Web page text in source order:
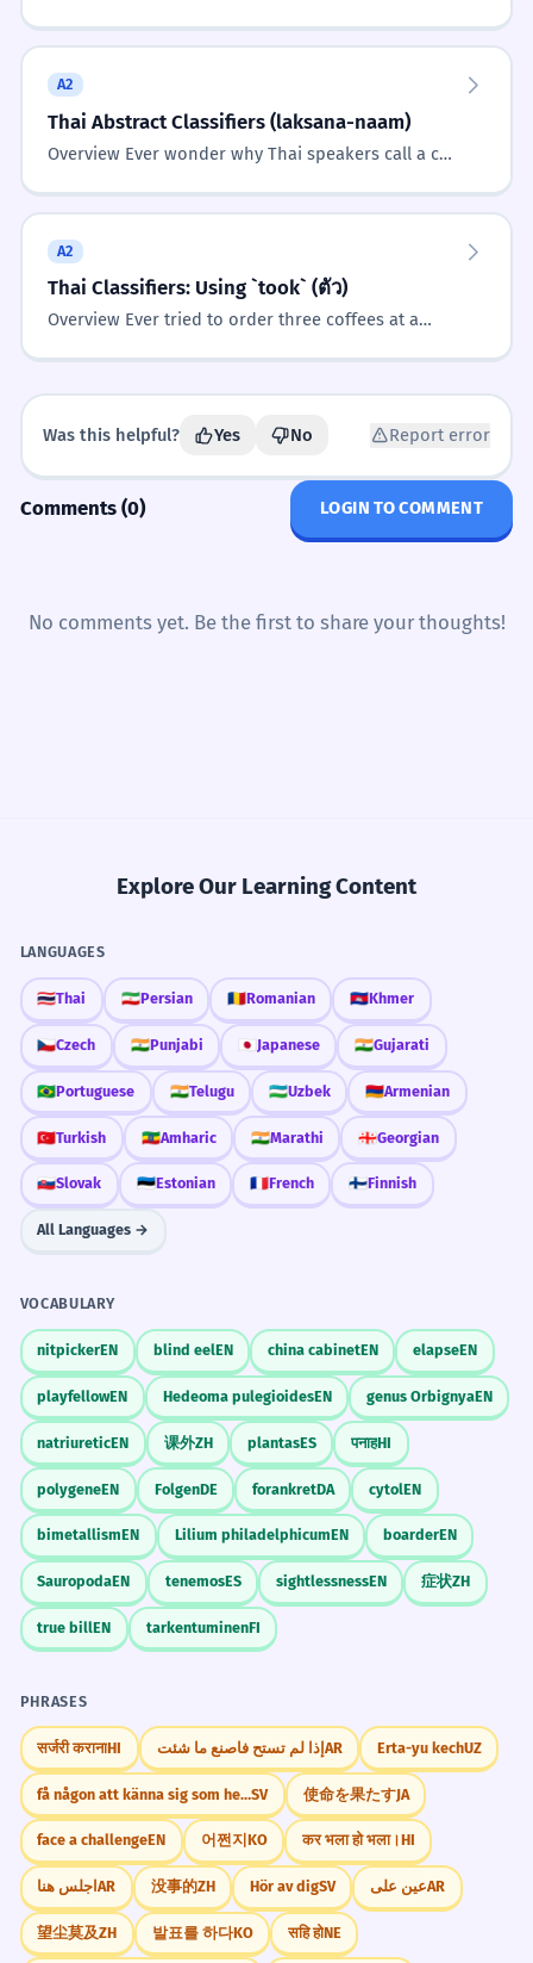
A1 A2 B1
✗ใบกระดาษหนึ่ง
✓กระดาษหนึ่งใบ
Classifier must follow the number.
✗กระดาษอัน
✓กระดาษใบ
Use specific classifiers for better fluency.
ใบไม้สามใบ
Real World Usage
MARKET constant
เอาถุงสองใบครับ
CORRECT
A2
Thai Abstract Classifiers (laksana-naam)
Overview Ever wonder why Thai speakers call a cat
A2
Thai Classifiers: Using `took` (ตัว)
Overview Ever tried to order three coffees at a
Was this helpful? Yes No Report error
Comments (0) LOGIN TO COMMENT
No comments yet. Be the first to share your thoughts!
Explore Our Learning Content
LANGUAGES
🇹🇭Thai 🇮🇷Persian 🇷🇴Romanian 🇰🇭Khmer
🇨🇿Czech 🇮🇳Punjabi 🇯🇵 Japanese 🇮🇳Gujarati
🇧🇷Portuguese 🇮🇳Telugu 🇺🇿Uzbek 🇦🇲Armenian
🇹🇷Turkish 🇪🇹Amharic 🇮🇳Marathi 🇬🇪Georgian
🇸🇰Slovak 🇪🇪Estonian 🇫🇷French 🇫🇮Finnish
All Languages →
VOCABULARY
nitpickerEN blind eelEN china cabinetEN elapseEN
playfellowEN Hedeoma pulegioidesEN genus OrbignyaEN
natriureticEN 课外ZH plantasES पनाहHI
polygeneEN FolgenDE forankretDA cytolEN
bimetallismEN Lilium philadelphicumEN boarderEN
SauropodaEN tenemosES sightlessnessEN 症状ZH
true billEN tarkentuminenFI
PHRASES
सर्जरी करानाHI إذا لم تستح فاصنع ما شئت AR Erta-yu kechUZ
få någon att känna sig som hemmaSV 使命を果たすJA
face a challengeEN 어쩐지 KO कर भला हो भला।HI
اجلس هناAR 没事的ZH Hör av digSV عين علىAR
望尘莫及ZH 발표를 하다KO सहि होNE